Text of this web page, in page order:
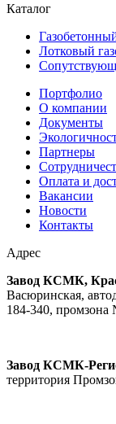
Каталог
Лотковый
Портфолио
О компании
Документы
Партнеры
Оплата и
Вакансии
Новости
Контакты
Адрес
Завод КСМК,
Васюринская,
184-340, промзона
Завод КСМК-
территория